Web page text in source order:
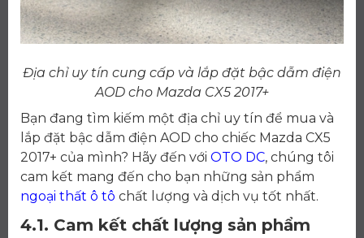
Địa chỉ uy tín cung cấp và lắp đặt bậc dẫm điện
AOD cho Mazda CX5 2017+
Bạn đang tìm kiếm một địa chỉ uy tín để mua và
lắp đặt bậc dẫm điện AOD cho chiếc Mazda CX5
2017+ của mình? Hãy đến với OTO DC, chúng tôi
cam kết mang đến cho bạn những sản phẩm
ngoại thất ô tô chất lượng và dịch vụ tốt nhất.
4.1. Cam kết chất lượng sản phẩm